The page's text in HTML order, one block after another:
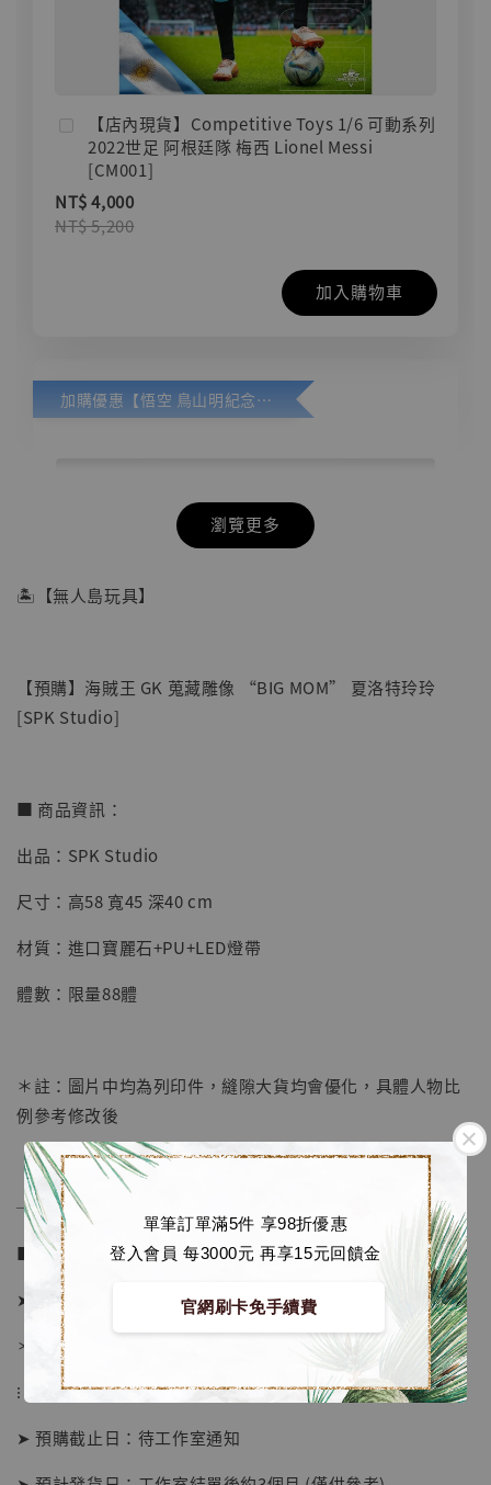
單筆訂單滿5件 享98折優惠
登入會員 每3000元 再享15元回饋金
官網刷卡免手續費
【店內現貨】Competitive Toys 1/6 可動系列
2022世足 阿根廷隊 梅西 Lionel Messi
[CM001]
NT$ 4,000
NT$ 5,200
加入購物車
加購優惠【悟空 鳥山明紀念款 [奇蹟工作室]】
【店內現貨】七龍珠 系列蒐藏雕像 悟空 鳥山
明紀念款 [奇蹟工作室]
NT$ 5,580
瀏覽更多
🏝【無人島玩具】
【預購】海賊王 GK 蒐藏雕像 “BIG MOM” 夏洛特玲玲
[SPK Studio]
■ 商品資訊：
出品：SPK Studio
尺寸：高58 寬45 深40 cm
材質：進口寶麗石+PU+LED燈帶
體數：限量88體
＊註：圖片中均為列印件，縫隙大貨均會優化，具體人物比
例參考修改後
──────────────
■ 販售資訊：
➤ 價格 13980元 (訂金5480)
＊ 國際運費另計
⁝
➤ 預購截止日：待工作室通知